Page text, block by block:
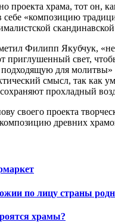
проекта храма, тот он,
себе «композицию
скандинавской
Филипп Якубчук,
приглушенный свет,
для молитвы»
смысл, так как
прохладный
своего проекта
древних
по лицу страны
храмы?